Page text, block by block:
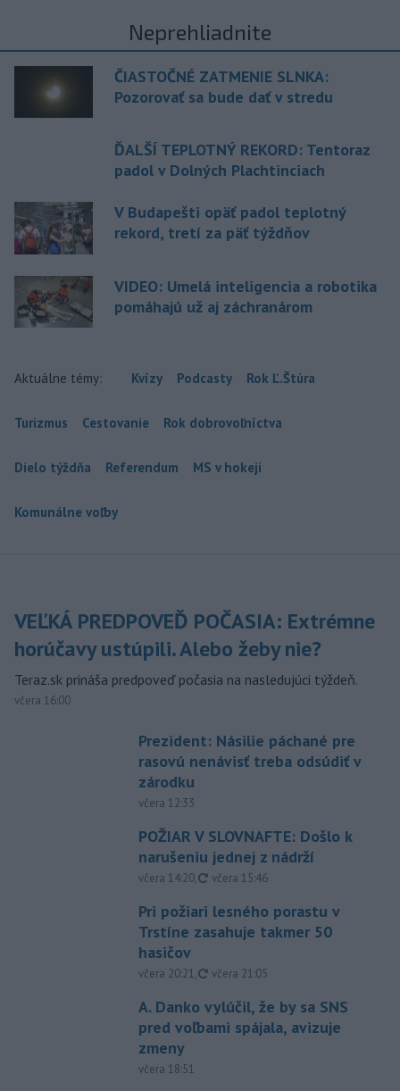
Neprehliadnite
ČIASTOČNÉ ZATMENIE SLNKA:
Pozorovať sa bude dať v stredu
ĎALŠÍ TEPLOTNÝ REKORD: Tentoraz
padol v Dolných Plachtinciach
V Budapešti opäť padol teplotný
rekord, tretí za päť týždňov
VIDEO: Umelá inteligencia a robotika
pomáhajú už aj záchranárom
Aktuálne témy: Kvízy Podcasty Rok Ľ.Štúra
Turizmus Cestovanie Rok dobrovoľníctva
Dielo týždňa Referendum MS v hokeji
Komunálne voľby
VEĽKÁ PREDPOVEĎ POČASIA: Extrémne
horúčavy ustúpili. Alebo žeby nie?
Teraz.sk prináša predpoveď počasia na nasledujúci týždeň.
včera 16:00
Prezident: Násilie páchané pre
rasovú nenávisť treba odsúdiť v
zárodku
včera 12:33
POŽIAR V SLOVNAFTE: Došlo k
narušeniu jednej z nádrží
včera 14:20, aktualizované
včera 15:46
Pri požiari lesného porastu v
Trstíne zasahuje takmer 50
hasičov
včera 20:21, aktualizované
včera 21:05
A. Danko vylúčil, že by sa SNS
pred voľbami spájala, avizuje
zmeny
včera 18:51